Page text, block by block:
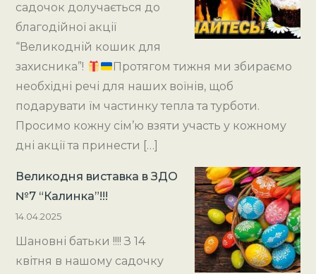
садочок долучається до
благодійної акції
“Великодній кошик для
захисника”!
Протягом тижня ми збираємо
необхідні речі для наших воїнів, щоб
подарувати їм частинку тепла та турботи.
Просимо кожну сім’ю взяти участь у кожному
дні акції та принести […]
Великодня виставка в ЗДО
№7 “Калинка”!!!
14.04.2025
Шановні батьки !!!! З 14
квітня в нашому садочку